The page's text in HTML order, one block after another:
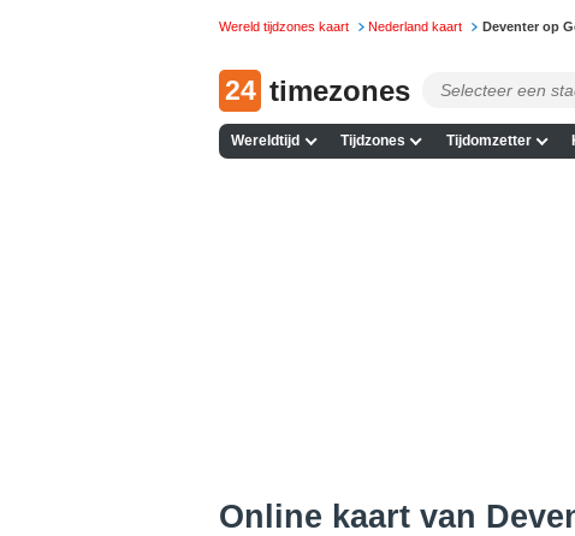
Wereld tijdzones kaart Nederland kaart Deventer op
24 timezones
Wereldtijd Tijdzones Tijdomzetter
Online kaart van